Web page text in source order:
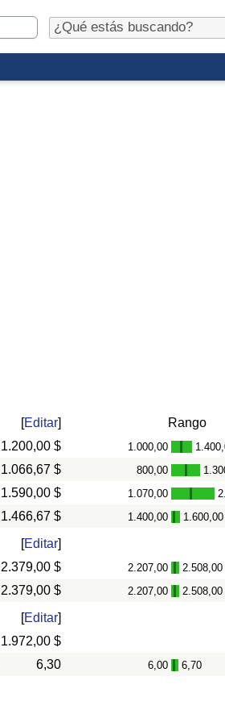
[Editar]
Rango
1.200,00 $ 1.000,00 -
1.066,67 $ 800,00 -
1.590,00 $ 1.070,00 -
1.466,67 $ 1.400,00 - 1.600,00
[Editar]
2.379,00 $ 2.207,00 - 2.508,00
2.379,00 $ 2.207,00 - 2.508,00
[Editar]
1.972,00 $
6,30 6,00 - 6,70